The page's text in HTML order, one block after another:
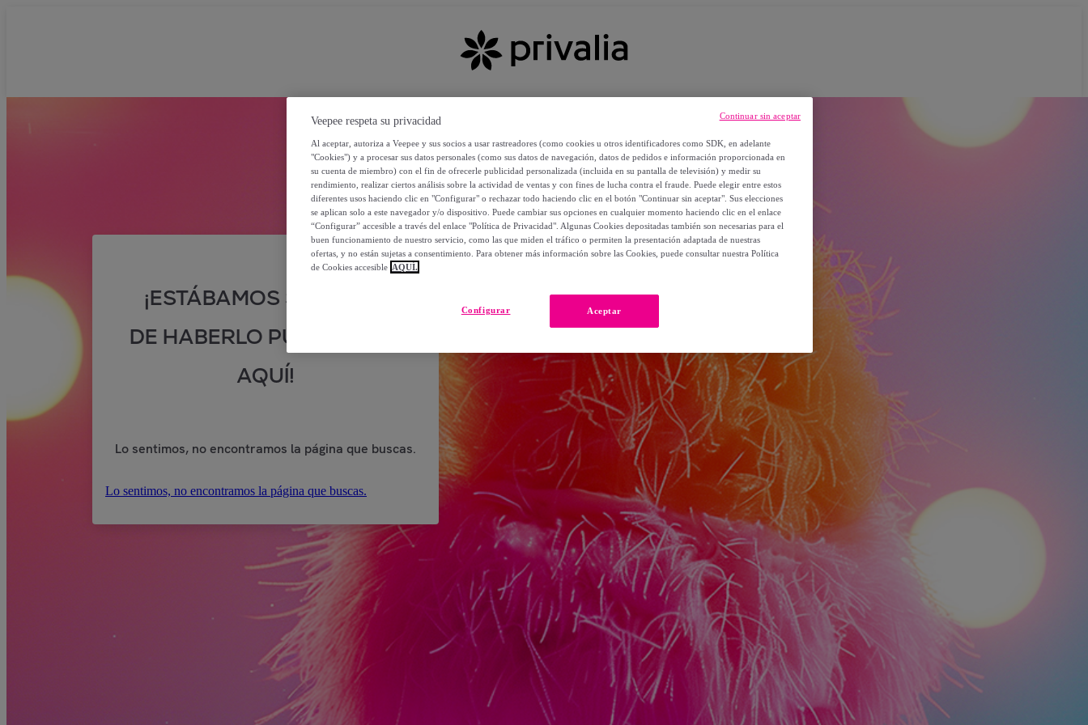
¡ESTÁBAMOS SEGUROS
DE HABERLO PUESTO POR
AQUÍ!
Lo sentimos, no encontramos la página que buscas.
Lo sentimos, no encontramos la página que buscas.
Veepee respeta su privacidad
Al aceptar, autoriza a Veepee y sus socios a usar rastreadores (como cookies u otros identificadores como SDK, en adelante
"Cookies") y a procesar sus datos personales (como sus datos de navegación, datos de pedidos e información proporcionada en
su cuenta de miembro) con el fin de ofrecerle publicidad personalizada (incluida en su pantalla de televisión) y medir su
rendimiento, realizar ciertos análisis sobre la actividad de ventas y con fines de lucha contra el fraude. Puede elegir entre estos
diferentes usos haciendo clic en "Configurar" o rechazar todo haciendo clic en el botón "Continuar sin aceptar". Sus elecciones
se aplican solo a este navegador y/o dispositivo. Puede cambiar sus opciones en cualquier momento haciendo clic en el enlace
“Configurar” accesible a través del enlace "Política de Privacidad". Algunas Cookies depositadas también son necesarias para el
buen funcionamiento de nuestro servicio, como las que miden el tráfico o permiten la presentación adaptada de nuestras
ofertas, y no están sujetas a consentimiento. Para obtener más información sobre las Cookies, puede consultar nuestra Política
de Cookies accesible AQUÍ.
Aceptar
Configurar
Continuar sin aceptar